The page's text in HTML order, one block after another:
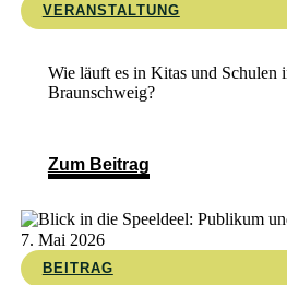
VERANSTALTUNG
Wie läuft es in Kitas und Schulen
Braunschweig?
Zum Beitrag
7. Mai 2026
BEITRAG